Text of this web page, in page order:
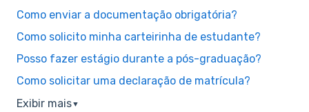
Como enviar a documentação obrigatória?
Como solicito minha carteirinha de estudante?
Posso fazer estágio durante a pós-graduação?
Como solicitar uma declaração de matrícula?
Exibir mais▼